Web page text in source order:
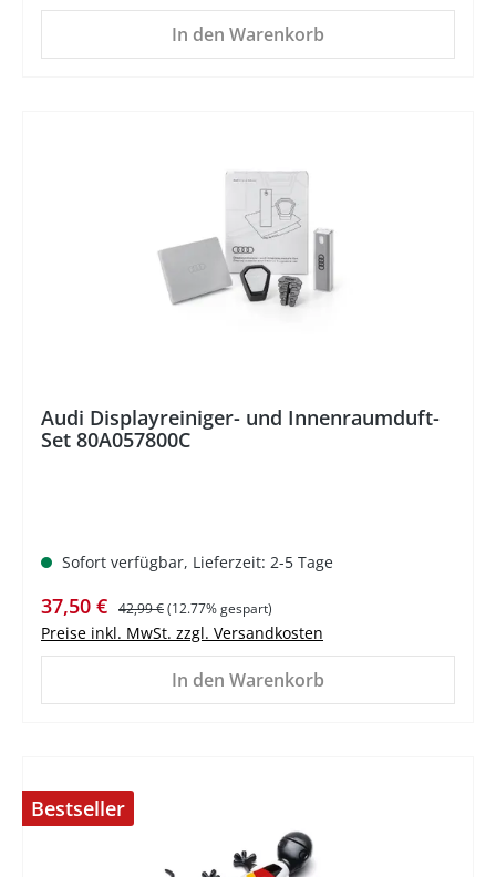
In den Warenkorb
Audi Displayreiniger- und Innenraumduft-
Set 80A057800C
Sofort verfügbar, Lieferzeit: 2-5 Tage
Verkaufspreis:
37,50 € Regulärer Preis:
42,99 €(12.77% gespart)
Preise inkl. MwSt. zzgl. Versandkosten
In den Warenkorb
Bestseller